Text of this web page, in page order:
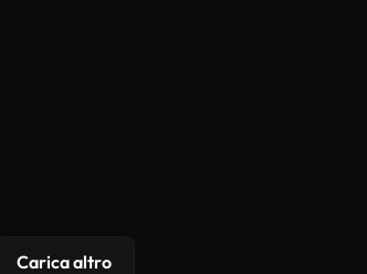
Carica altro